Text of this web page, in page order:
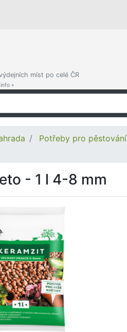
míst po celé ČR
»
Potřeby pro pěstování
- 1 l 4-8 mm